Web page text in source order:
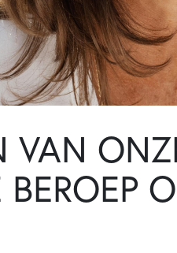
VAN